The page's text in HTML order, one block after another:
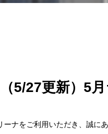
（5/27更新）5
ーナをご利用いただき、誠に